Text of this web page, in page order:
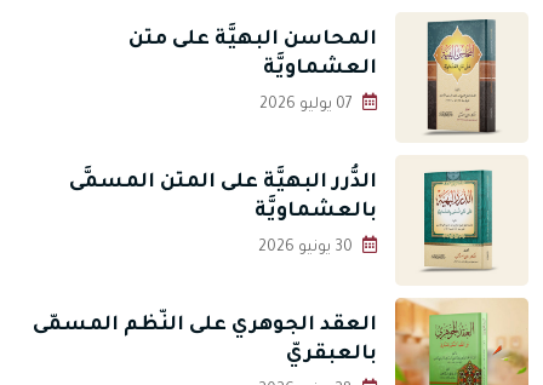
المحاسن البهيَّة على متن
العشماويَّة
الدُّرر البهيَّة على المتن المسمَّى
بالعشماويَّة
العقد الجوهري على النّظم المسمّى
بالعبقريّ